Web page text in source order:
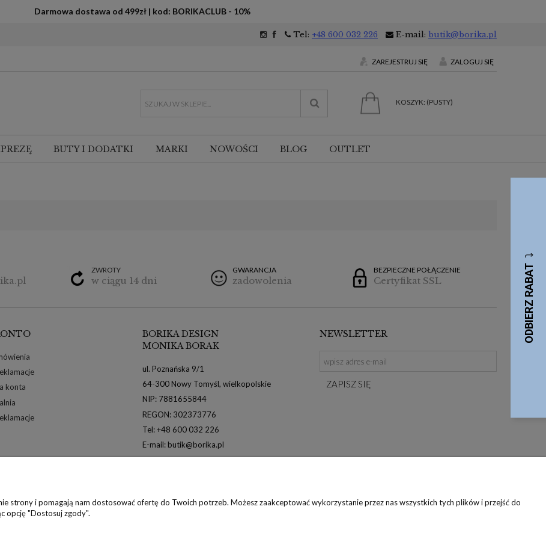
Darmowa dostawa od 499zł | kod: BORIKACLUB - 10%
Tel: +48 600 032 226 E-mail: butik@borika.pl
ZAREJESTRUJ SIĘ ZALOGUJ SIĘ
KOSZYK: (PUSTY)
BUTY I DODATKI MARKI NOWOŚCI BLOG OUTLET
ZWROTY
w ciągu 14 dni
GWARANCJA
zadowolenia
BEZPIECZNE POŁĄCZENIE
Certyfikat SSL
konta
BORIKA DESIGN
MONIKA BORAK
ul. Poznańska 9/1
64-300 Nowy Tomyśl, wielkopolskie
NIP: 7881655844
REGON: 302373776
Tel: +48 600 032 226
E-mail: butik@borika.pl
NEWSLETTER
ZAPISZ SIĘ
strony i pomagają nam dostosować ofertę do Twoich potrzeb. Możesz zaakceptować wykorzystanie przez nas wszystkich tych plików i przejść do
opcję "Dostosuj zgody".